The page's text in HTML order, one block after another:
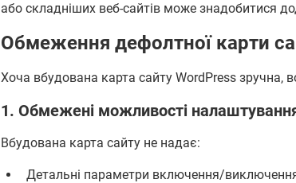
або складніших веб-сайтів може знадобитися
Обмеження дефолтної карти
Хоча вбудована карта сайту WordPress зручна,
1. Обмежені можливості
Вбудована карта сайту не надає:
Детальні параметри включення/